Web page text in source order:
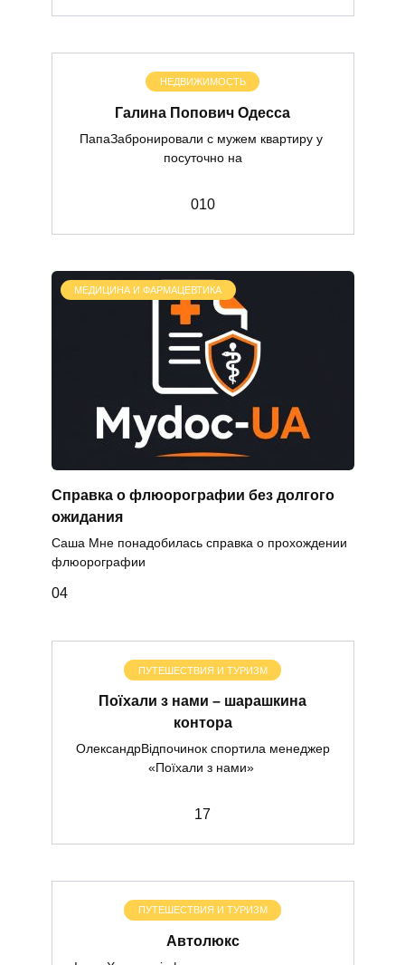
НЕДВИЖИМОСТЬ
Галина Попович Одесса
ПапаЗабронировали с мужем квартиру у
посуточно на
010
МЕДИЦИНА И ФАРМАЦЕВТИКА
Справка о флюорографии без долгого
ожидания
Саша Мне понадобилась справка о прохождении
флюорографии
04
ПУТЕШЕСТВИЯ И ТУРИЗМ
Поїхали з нами – шарашкина
контора
ОлександрВідпочинок спортила менеджер
«Поїхали з нами»
17
ПУТЕШЕСТВИЯ И ТУРИЗМ
Автолюкс